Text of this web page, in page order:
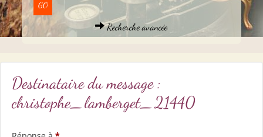
Recherche avancée
Destinataire du message :
christophe_lamberget_21440